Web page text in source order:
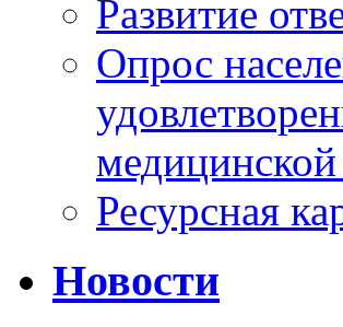
Развитие
Опрос
Ресурсная
Новости